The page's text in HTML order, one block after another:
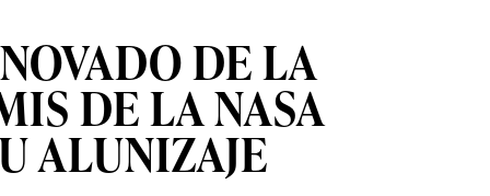
DE LA
DE LA NASA
ALUNIZAJE